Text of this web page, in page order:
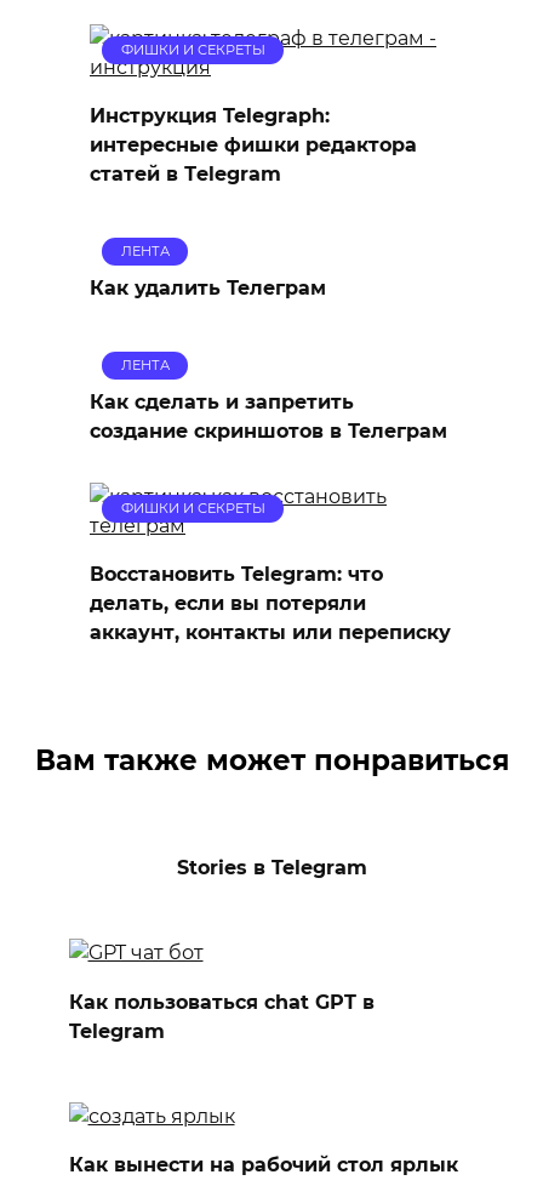
ФИШКИ И СЕКРЕТЫ
Инструкция Telegraph:
интересные фишки редактора
статей в Тelegram
ЛЕНТА
Как удалить Телеграм
ЛЕНТА
Как сделать и запретить
создание скриншотов в Телеграм
ФИШКИ И СЕКРЕТЫ
Восстановить Telegram: что
делать, если вы потеряли
аккаунт, контакты или переписку
Вам также может понравиться
Stories в Telegram
Как пользоваться chat GPT в
Telegram
Как вынести на рабочий стол ярлык